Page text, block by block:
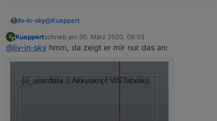
liv-in-sky@Kueppert
und das eintragen
K
Offline
Kueppertschrieb am 30. März 2020, 09:03
zuletzt editiert von
@liv-in-sky hmm, da zeigt er mir nur das an: